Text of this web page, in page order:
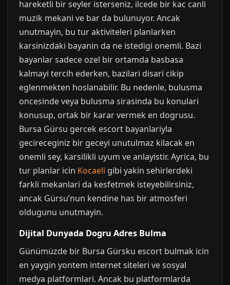
hareketli bir seyler isterseniz, ilcede bir kac canli
muzik mekani ve bar da bulunuyor. Ancak
unutmayin, bu tur aktiviteleri planlarken
karsinizdaki bayanin da ne istedigi onemli. Bazi
bayanlar sadece ozel bir ortamda basbasa
kalmayi tercih ederken, bazilari disari cikip
eglenmekten hoslanabilir. Bu nedenle, bulusma
oncesinde veya bulusma sirasinda bu konulari
konusup, ortak bir karar vermek en dogrusu.
Bursa Gürsu gercek escort bayanlariyla
gecireceginiz bir geceyi unutulmaz kilacak en
onemli sey, karsilikli uyum ve anlayistir. Ayrica, bu
tur planlar icin Kocaeli gibi yakin sehirlerdeki
farkli mekanlari da kesfetmek isteyebilirsiniz,
ancak Gürsu’nun kendine has bir atmosferi
oldugunu unutmayin.
Dijital Dunyada Dogru Adres Bulma
Günümüzde bir Bursa Gürsku escort bulmak icin
en yaygin yontem internet siteleri ve sosyal
medya platformlari. Ancak bu platformlarda